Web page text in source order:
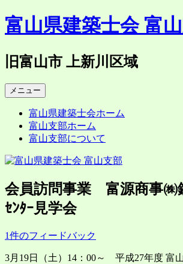
コ
ン
ン
ツ
へ
ス
富山県建築士会 富
旧富山市 上新川区域
メニュー
富山県建築士会ホーム
富山支部ホーム
富山支部について
会員訪問事業 富源商事㈱
ｾﾝﾀｰ見学会
1件のフィードバック
3月19日（土）14：00～ 平成27年度 富